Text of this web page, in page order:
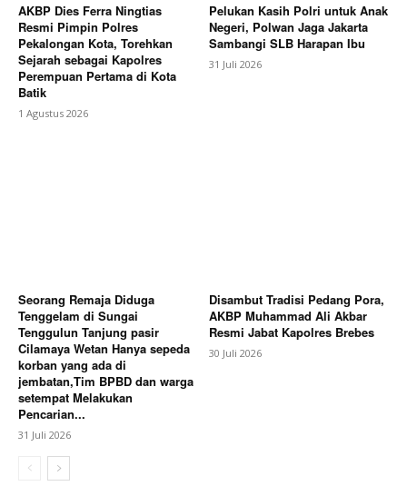
AKBP Dies Ferra Ningtias
Resmi Pimpin Polres
Pekalongan Kota, Torehkan
Sejarah sebagai Kapolres
Perempuan Pertama di Kota
Batik
1 Agustus 2026
Pelukan Kasih Polri untuk Anak
Negeri, Polwan Jaga Jakarta
Sambangi SLB Harapan Ibu
31 Juli 2026
Seorang Remaja Diduga
Tenggelam di Sungai
Tenggulun Tanjung pasir
Cilamaya Wetan Hanya sepeda
korban yang ada di
jembatan,Tim BPBD dan warga
setempat Melakukan
Pencarian...
31 Juli 2026
Disambut Tradisi Pedang Pora,
AKBP Muhammad Ali Akbar
Resmi Jabat Kapolres Brebes
30 Juli 2026